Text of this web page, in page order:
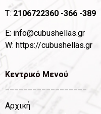
T:2106722360 -366 -389
Ε: info@cubushellas.gr
W: https://cubushellas.gr
Κεντρικό Μενού
Αρχική